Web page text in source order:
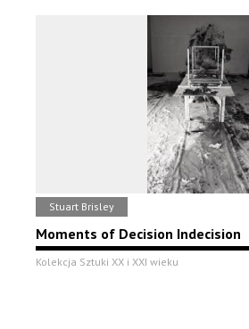
Stuart Brisley
Moments of Decision Indecision
Kolekcja Sztuki XX i XXI wieku